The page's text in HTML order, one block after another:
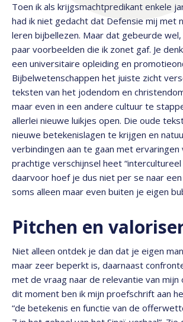
Toen ik als krijgsmachtpredikant enkele
had ik niet gedacht dat Defensie mij met
leren bijbellezen. Maar dat gebeurde
paar voorbeelden die ik zonet gaf. Je
een universitaire opleiding en
Bijbelwetenschappen het juiste zicht
teksten van het jodendom en
maar even in een andere cultuur te
allerlei nieuwe luikjes open. Die oude
nieuwe betekenislagen te krijgen en
verbindingen aan te gaan met ervaringen
prachtige verschijnsel heet “intercultureel
daarvoor hoef je dus niet per se naar
soms alleen maar even buiten je eigen
Pitchen en
Niet alleen ontdek je dan dat je eigen
maar zeer beperkt is, daarnaast
met de vraag naar de relevantie van mijn
dit moment ben ik mijn proefschrift aan
“de betekenis en functie van de